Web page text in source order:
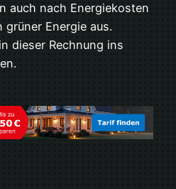
auch nach Energiekosten
Energie aus.
dieser Rechnung ins